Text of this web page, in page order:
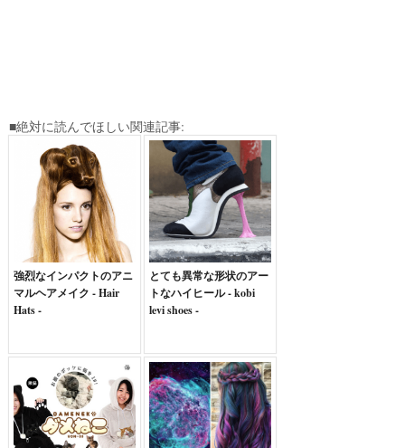
■絶対に読んでほしい関連記事:
強烈なインパクトのアニ
マルヘアメイク - Hair
Hats -
とても異常な形状のアー
トなハイヒール - kobi
levi shoes -